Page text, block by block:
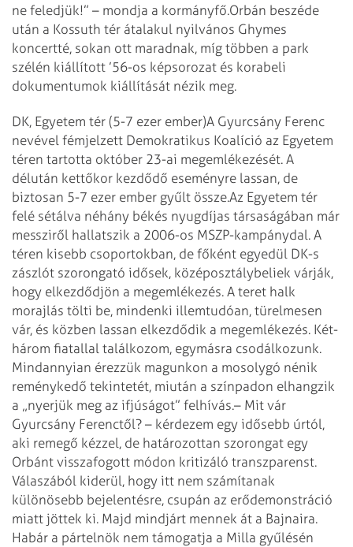
ne feledjük!” – mondja a kormányfő.Orbán beszéde
után a Kossuth tér átalakul nyilvános Ghymes
koncertté, sokan ott maradnak, míg többen a park
szélén kiállított ’56-os képsorozat és ko­rabeli
dokumentumok kiállítását nézik meg.
DK, Egyetem tér (5-7 ezer ember)A Gyurcsány Ferenc
nevével fémjelzett Demokratikus Koalíció az Egyetem
téren tartotta október 23-ai megemlékezését. A
délután kettőkor kezdődő eseményre lassan, de
biztosan 5-7 ezer ember gyűlt össze.Az Egyetem tér
felé sétálva néhány békés nyugdíjas társaságában már
messziről hallatszik a 2006-os MSZP-kampánydal. A
téren kisebb csoportokban, de főként egyedül DK-s
zászlót szorongató idősek, középosztálybeliek várják,
hogy elkezdődjön a megemlékezés. A teret halk
morajlás tölti be, mindenki illemtudóan, türelmesen
vár, és közben lassan elkezdődik a megemlékezés. Két-
három fiatallal találkozom, egymásra cso­dálkozunk.
Mindannyian érezzük magunkon a mosolygó nénik
reménykedő tekintetét, miután a színpadon elhangzik
a „nyerjük meg az ifjúságot” felhívás.– Mit vár
Gyurcsány Ferenctől? – kérdezem egy idősebb úrtól,
aki remegő kézzel, de határozottan szorongat egy
Orbánt visszafogott módon kritizáló transzparenst.
Válaszából kiderül, hogy itt nem számítanak
különösebb bejelentésre, csupán az erődemonstráció
miatt jöttek ki. Majd mindjárt mennek át a Bajnaira.
Habár a pártelnök nem támogatja a Milla gyűlésén